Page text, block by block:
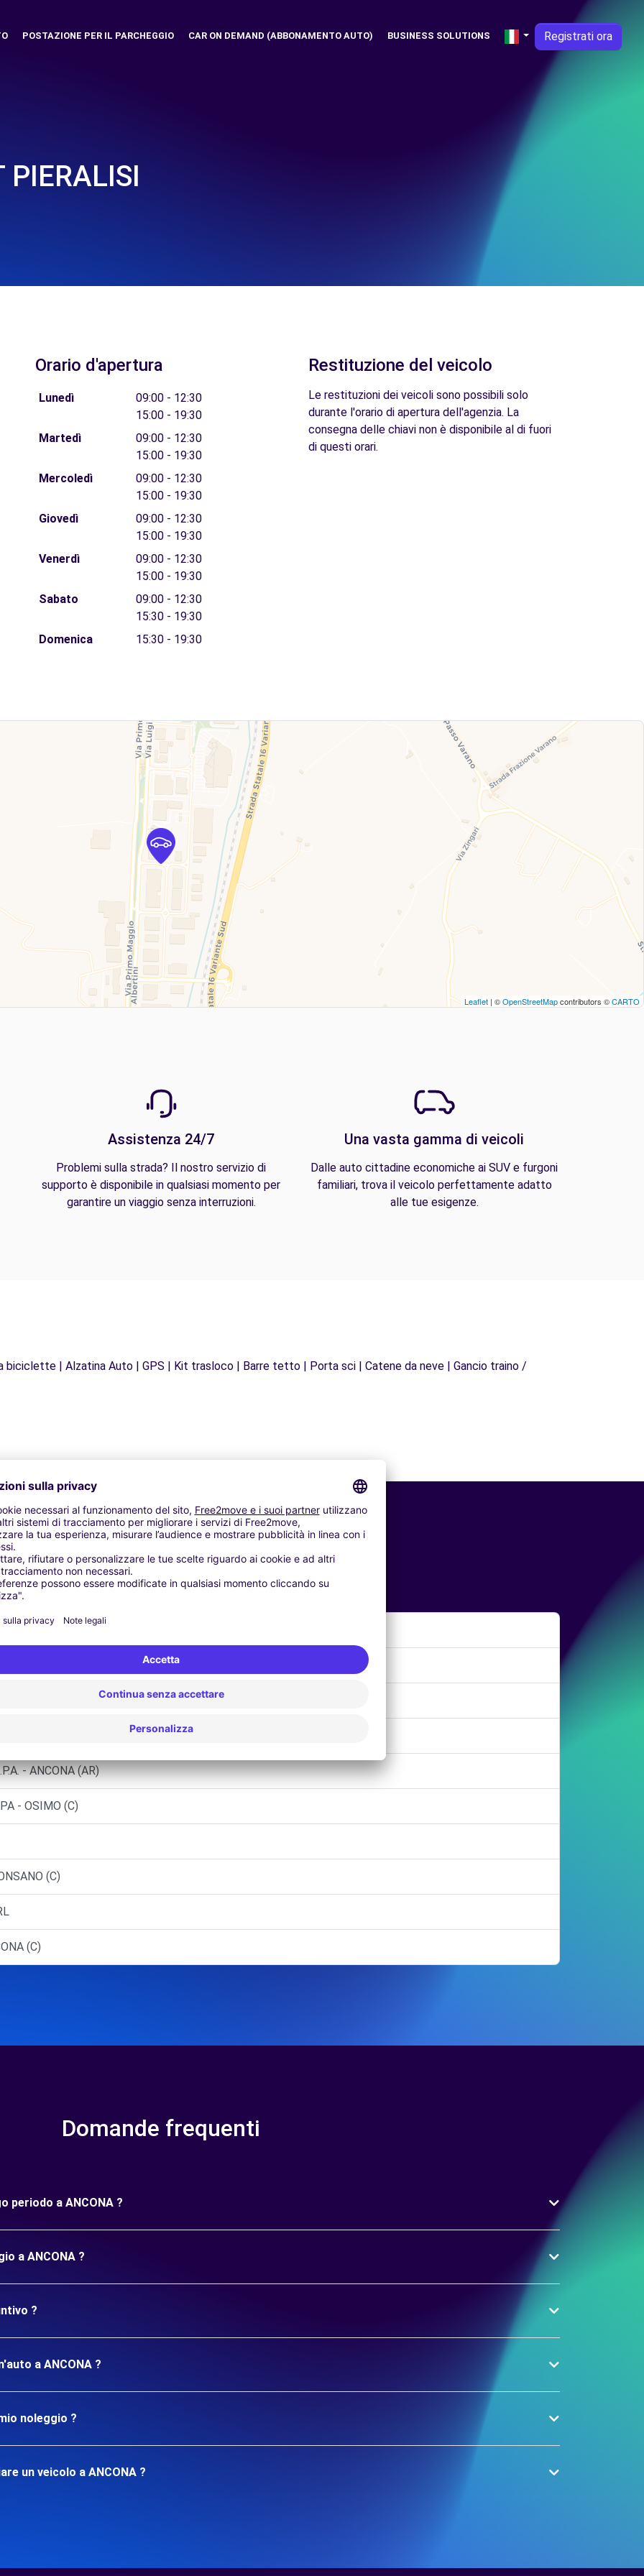
POSTAZIONE PER IL PARCHEGGIO CAR ON DEMAND (ABBONAMENTO AUTO) BUSINESS SOLUTIONS Registrati ora
PIERALISI
Orario d'apertura
Lunedì
09:00 - 12:30
15:00 - 19:30
Martedì
09:00 - 12:30
15:00 - 19:30
Mercoledì
09:00 - 12:30
15:00 - 19:30
Giovedì
09:00 - 12:30
15:00 - 19:30
Venerdì
09:00 - 12:30
15:00 - 19:30
Sabato
09:00 - 12:30
15:30 - 19:30
Domenica
15:30 - 19:30
Restituzione del veicolo
Le restituzioni dei veicoli sono possibili solo
durante l'orario di apertura dell'agenzia. La
consegna delle chiavi non è disponibile al di fuori
di questi orari.
Leaflet | ©OpenStreetMapcontributors ©CARTO
Assistenza 24/7
Problemi sulla strada? Il nostro servizio di
supporto è disponibile in qualsiasi momento per
garantire un viaggio senza interruzioni.
Una vasta gamma di veicoli
Dalle auto cittadine economiche ai SUV e furgoni
familiari, trova il veicolo perfettamente adatto
alle tue esigenze.
| Alzatina Auto | GPS | Kit trasloco | Barre tetto | Porta sci | Catene da neve | Gancio traino /
Agenzie simili
MARITTIMA (C)
- ANCONA (AR)
- OSIMO (C)
(C)
(C)
Domande frequenti
periodo a ANCONA ?
a ANCONA ?
?
a ANCONA ?
noleggio ?
un veicolo a ANCONA ?